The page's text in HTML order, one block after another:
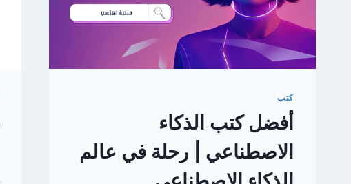
كتب
أفضل كتب الذكاء
الاصطناعي | رحلة في عالم